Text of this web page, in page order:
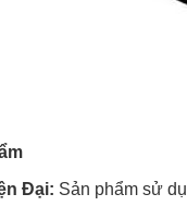
Đại: Sản phẩm sử